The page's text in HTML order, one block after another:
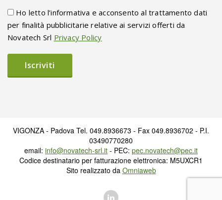
Ho letto l’informativa e acconsento al trattamento dati
per finalità pubblicitarie relative ai servizi offerti da
Novatech Srl Privacy Policy
VIGONZA - Padova Tel. 049.8936673 - Fax 049.8936702 - P.I.
03490770280
email: info@novatech-srl.it - PEC: pec.novatech@pec.it
Codice destinatario per fatturazione elettronica: M5UXCR1
Sito realizzato da Omniaweb